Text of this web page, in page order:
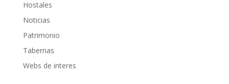
Hostales
Noticias
Patrimonio
Tabernas
Webs de interes